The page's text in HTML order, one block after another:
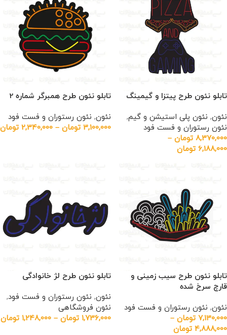
تابلو نئون طرح پیتزا و گیمینگ
نئون, نئون پلی استیشن و گیم,
نئون رستوران و فست فود
8,370,000 تومان –
6,188,000 تومان
تابلو نئون طرح همبرگر شماره 2
نئون, نئون رستوران و فست فود
3,100,000 تومان –
2,340,000 تومان
تابلو نئون طرح سیب زمینی و
قارچ سرخ شده
نئون, نئون رستوران و فست فود
7,130,000 تومان –
4,888,000 تومان
تابلو نئون طرح لژ خانوادگی
نئون, نئون رستوران و فست فود,
نئون فروشگاهی
1,736,000 تومان –
1,248,000 تومان